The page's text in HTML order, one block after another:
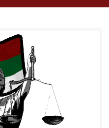
unabhängige
von FCA Fans, die im
mit der Justiz bekommen
mit der Polizei oder der
Stadionverbots Vermittlung von
weiteren Stellen, die Hilfe leisten